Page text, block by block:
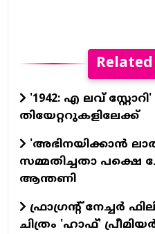
'1942: എ ലവ്
തിയേറ്ററുകളിലേക്ക്
'അഭിനയിക്കാന്‍
സമ്മതിച്ചതാ പക്ഷെ
ആന്തണി
ഫ്രാഗ്രന്റ് നേച്ചര്‍
ചിത്രം 'ഹാഫ്'